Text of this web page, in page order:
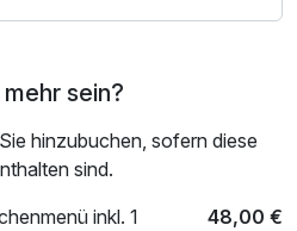
sein?
hinzubuchen, sofern diese
sind.
inkl. 1
48,00 €